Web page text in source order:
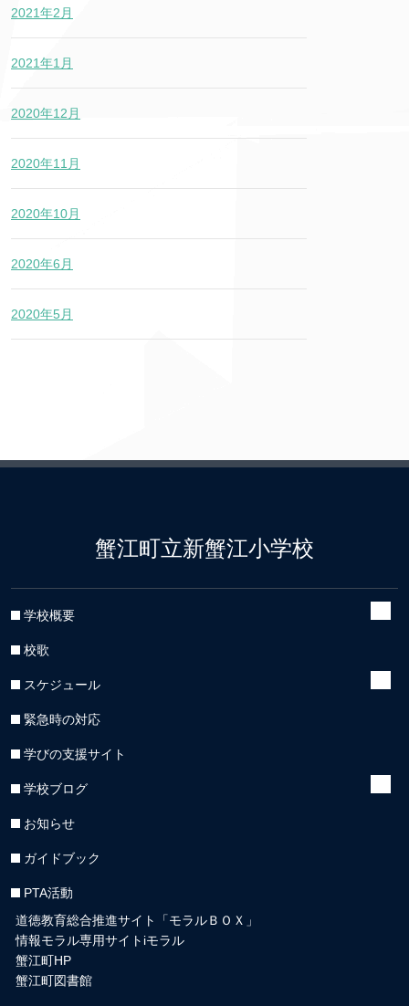
2021年2月
2021年1月
2020年12月
2020年11月
2020年10月
2020年6月
2020年5月
蟹江町立新蟹江小学校
学校概要
校歌
スケジュール
緊急時の対応
学びの支援サイト
学校ブログ
お知らせ
ガイドブック
PTA活動
道徳教育総合推進サイト「モラルＢＯＸ」
情報モラル専用サイトiモラル
蟹江町HP
蟹江町図書館